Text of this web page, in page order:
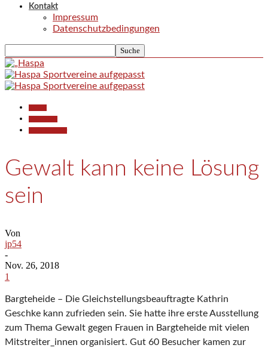
Kontakt
Impressum
Datenschutzbedingungen
Gewalt kann keine Lösung
sein
Von
jp54
-
Nov. 26, 2018
1
Bargteheide – Die Gleichstellungsbeauftragte Kathrin
Geschke kann zufrieden sein. Sie hatte ihre erste Ausstellung
zum Thema Gewalt gegen Frauen in Bargteheide mit vielen
Mitstreiter_innen organisiert. Gut 60 Besucher kamen zur